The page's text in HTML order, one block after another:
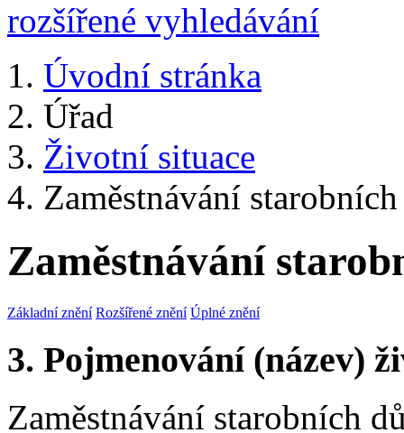
rozšířené vyhledávání
Úvodní stránka
Úřad
Životní situace
Zaměstnávání
Zaměstnávání
Základní znění Rozšířené znění Úplné znění
3. Pojmenování (název)
Zaměstnávání starobních